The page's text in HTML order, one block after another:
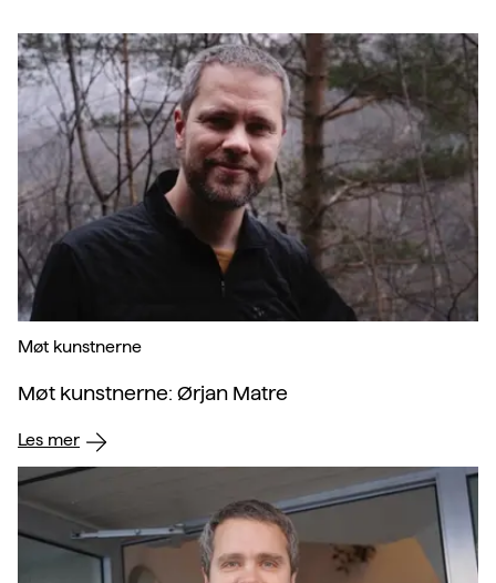
Møt kunstnerne
Møt kunstnerne: Ørjan Matre
Les mer